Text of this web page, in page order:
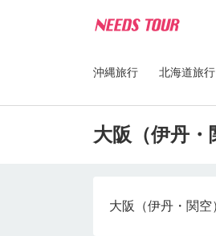
沖縄旅行 北海道旅行
大阪（伊丹
大阪（伊丹・関空